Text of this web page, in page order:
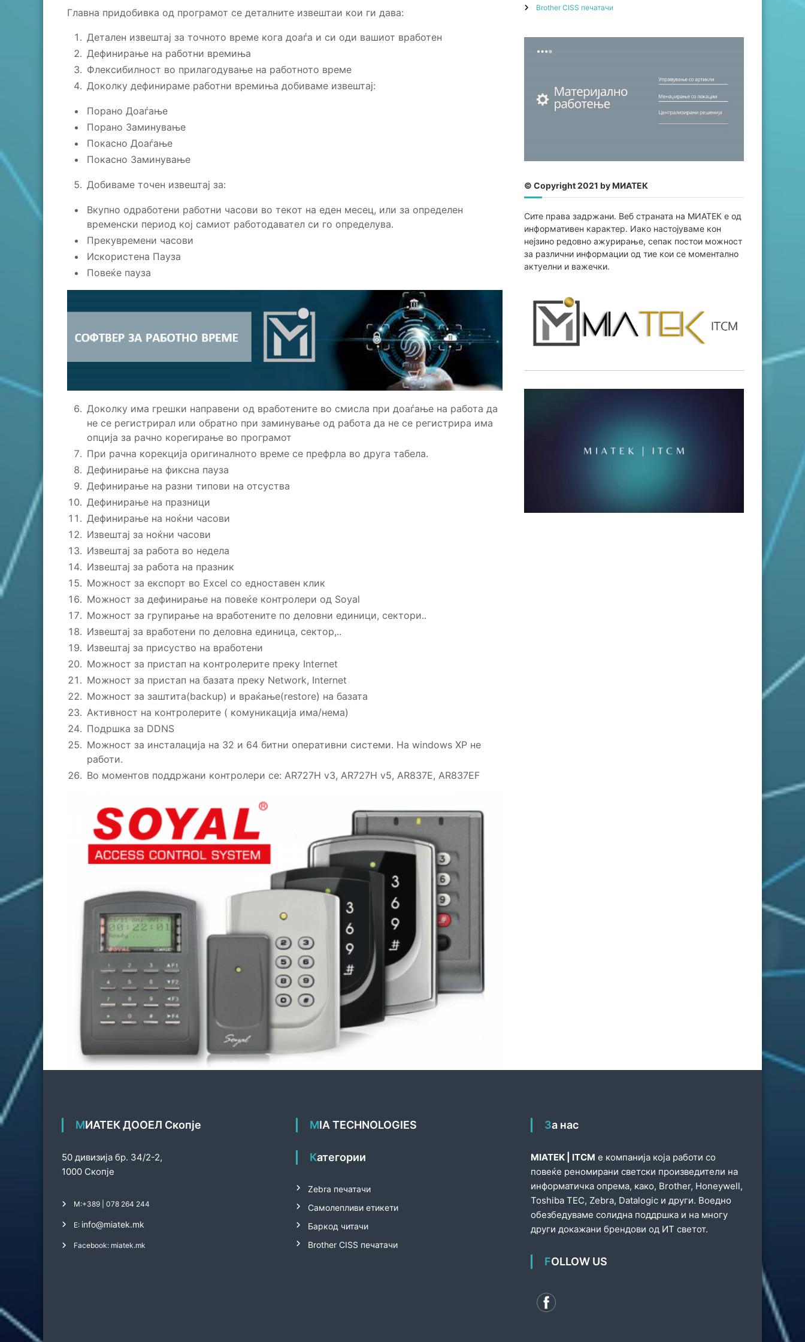
Главна придобивка од програмот се деталните извештаи кои ги дава:
Детален извештај за точното време кога доаѓа и си оди вашиот вработен
Дефинирање на работни времиња
Флексибилност во прилагодување на работното време
Доколку дефинираме работни времиња добиваме извештај:
Порано Доаѓање
Порано Заминување
Покасно Доаѓање
Покасно Заминување
Добиваме точен извештај за:
Вкупно одработени работни часови во текот на еден месец, или за определен
временски период кој самиот работодавател си го определува.
Прекувремени часови
Искористена Пауза
Повеќе пауза
Доколку има грешки направени од вработените во смисла при доаѓање на работа да
не се регистрирал или обратно при заминување од работа да не се регистрира има
опција за рачно корегирање во програмот
При рачна корекција оригиналното време се префрла во друга табела.
Дефинирање на фиксна пауза
Дефинирање на разни типови на отсуства
Дефинирање на празници
Дефинирање на ноќни часови
Извештај за ноќни часови
Извештај за работа во недела
Извештај за работа на празник
Можност за експорт во Excel со едноставен клик
Можност за дефинирање на повеќе контролери од Soyal
Можност за групирање на вработените по деловни единици, сектори..
Извештај за вработени по деловна единица, сектор,..
Извештај за присуство на вработени
Можност за пристап на контролерите преку Internet
Можност за пристап на базата преку Network, Internet
Можност за заштита(backup) и враќање(restore) на базата
Активност на контролерите ( комуникација има/нема)
Подршка за DDNS
Можност за инсталација на 32 и 64 битни оперативни системи. На windows XP не
работи.
Во моментов поддржани контролери се: AR727H v3, AR727H v5, AR837E, AR837EF
Brother CISS печатачи
© Copyright 2021 by МИАТЕК
Сите права задржани. Веб страната на МИАТЕК е од
информативен карaктер. Иако настојуваме кон
нејзино редовно ажурирање, сепак постои можност
за различни информации од тие кои се моментално
актуелни и важечки.
МИАТЕК ДООЕЛ Скопје
50 дивизија бр. 34/2-2,
1000 Скопје
М:+389 | 078 264 244
Е: info@miatek.mk
Facebook: miatek.mk
MIA TECHNOLOGIES
Категории
Zebra печатачи
Самолепливи етикети
Баркод читачи
Brother CISS печатачи
За нас
МIATEK | ITCM е компанија која работи со
повеќе реномирани светски произведители на
информатичка опрема, како, Brother, Honeywell,
Toshiba TEC, Zebra, Datalogic и други. Воедно
обезбедуваме солидна поддршка и на многу
други докажани брендови од ИТ светот.
FOLLOW US